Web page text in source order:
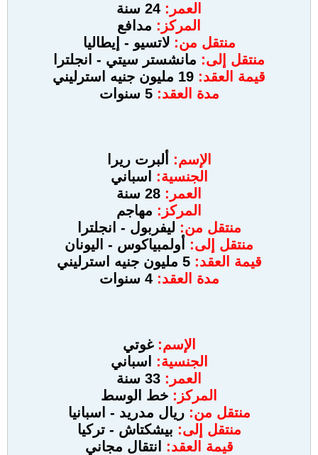
العمر: 24 سنة
المركز: مدافع
منتقل من: لاتسيو - إيطاليا
منتقل إلى: مانشستر سيتي - انجلترا
قيمة العقد:
مدة العقد: 5 سنوات
الإسم:
ألبرت ريرا
الجنسية:
اسباني
العمر:
المركز: مهاجم
منتقل من: ليفربول - انجلترا
منتقل إلى:
أولمبياكوس - اليونان
قيمة العقد: 5 مليون جنيه استرليني
مدة العقد: 4 سنوات
الإسم:غوتي
الجنسية:
اسباني
العمر:
المركز: خط الوسط
منتقل من: ريال مدريد - اسبانيا
منتقل إلى: بيشكتاش - تركيا
قيمة العقد:
انتقال مجاني